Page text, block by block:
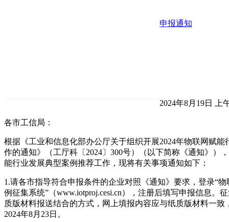
申报通知
2024年8月19日 上
各市工信局：
根据《工业和信息化部办公厅关于组织开展2024年物联网赋能
作的通知》（工厅科〔2024〕300号）（以下简称《通知》）
能行业发展典型案例推荐工作，现将有关事项通知如下：
1.请各市指导符合申报条件的企业对照《通知》要求，登录“
例征集系统”（www.iotproj.cesi.cn），注册后填写申报信息。
质版材料报送结合的方式，网上填报内容应与纸质版材料一致
2024年8月23日。